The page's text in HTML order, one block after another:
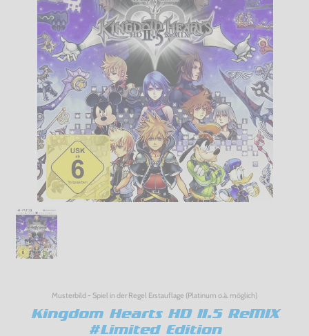
Musterbild - Spiel in der Regel Erstauflage (Platinum o.ä. möglich)
Kingdom Hearts HD II.5 ReMIX
#Limited Edition